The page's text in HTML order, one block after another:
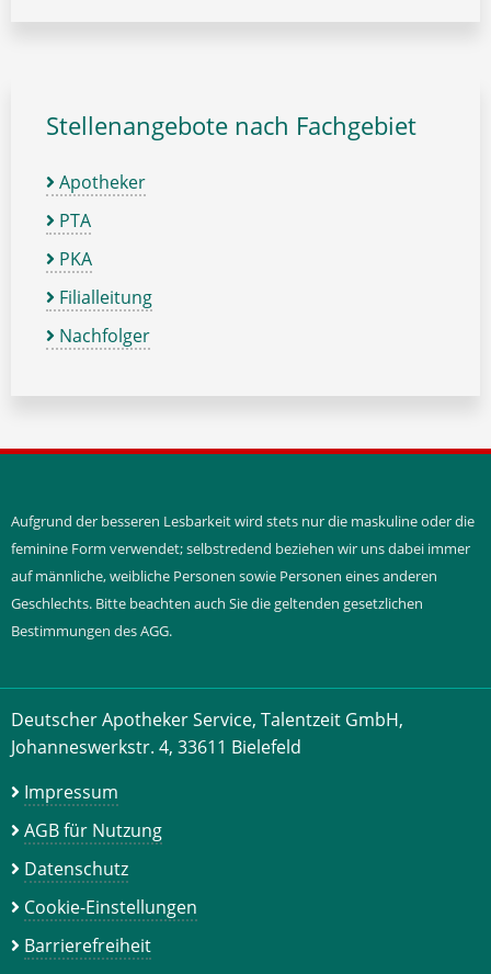
Stellenangebote nach Fachgebiet
Apotheker
PTA
PKA
Filialleitung
Nachfolger
Aufgrund der besseren Lesbarkeit wird stets nur die maskuline oder die
feminine Form verwendet; selbstredend beziehen wir uns dabei immer
auf männliche, weibliche Personen sowie Personen eines anderen
Geschlechts. Bitte beachten auch Sie die geltenden gesetzlichen
Bestimmungen des AGG.
Deutscher Apotheker Service, Talentzeit GmbH,
Johanneswerkstr. 4, 33611 Bielefeld
Impressum
AGB für Nutzung
Datenschutz
Cookie-Einstellungen
Barrierefreiheit